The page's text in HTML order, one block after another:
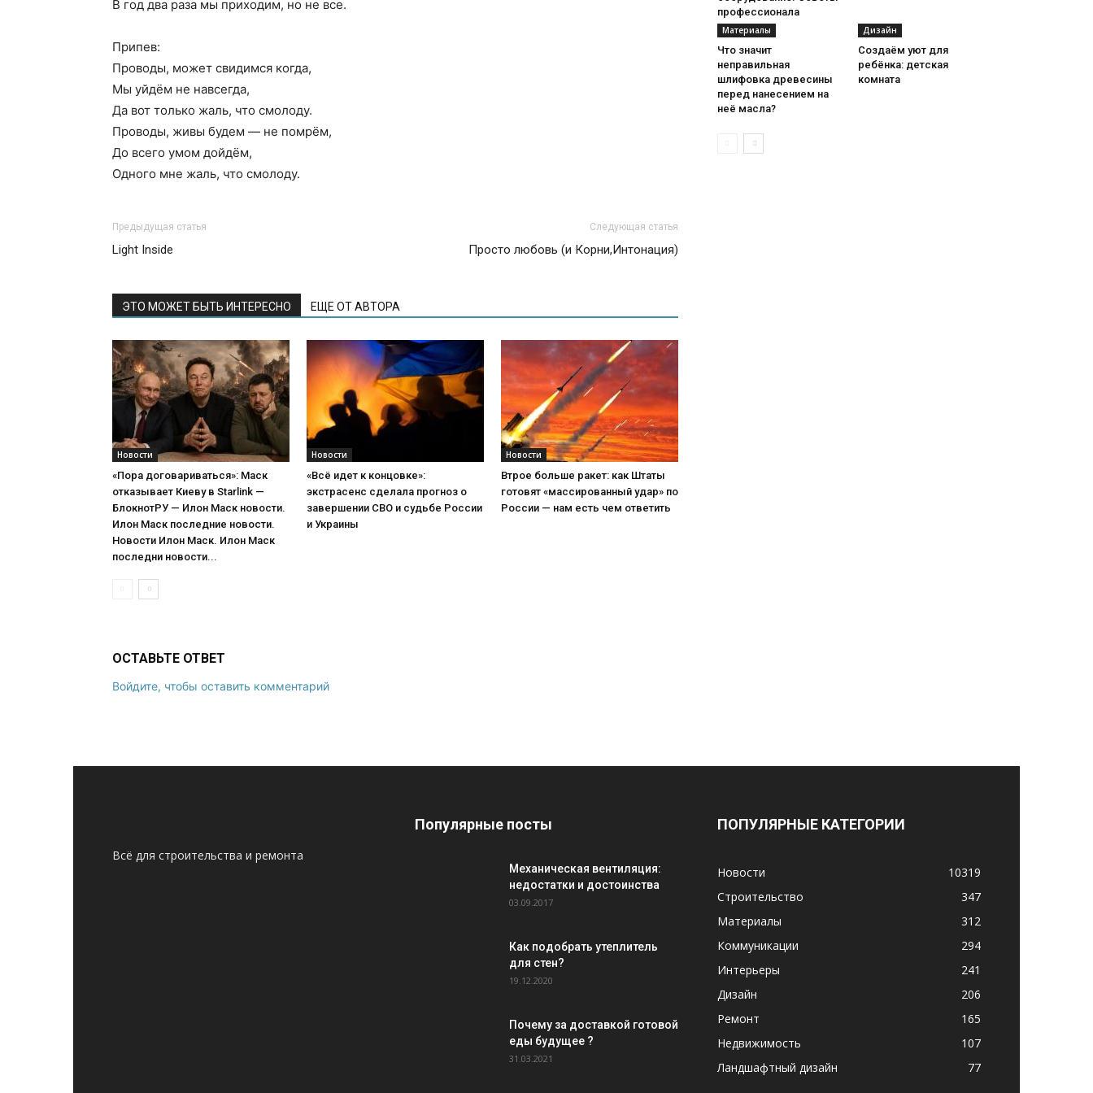
В год два раза мы приходим, но не все.
Припев:
Проводы, может свидимся когда,
Мы уйдём не навсегда,
Да вот только жаль, что смолоду.
Проводы, живы будем — не помрём,
До всего умом дойдём,
Одного мне жаль, что смолоду.
Предыдущая статья
Light Inside
Следующая статья
Просто любовь (и Корни,Интонация)
ЭТО МОЖЕТ БЫТЬ ИНТЕРЕСНО ЕЩЕ ОТ АВТОРА
Новости
«Пора договариваться»: Маск
отказывает Киеву в Starlink —
БлокнотРУ — Илон Маск новости.
Илон Маск последние новости.
Новости Илон Маск. Илон Маск
последни новости...
Новости
«Всё идет к концовке»:
экстрасенс сделала прогноз о
завершении СВО и судьбе России
и Украины
Новости
Втрое больше ракет: как Штаты
готовят «массированный удар» по
России — нам есть чем ответить
ОСТАВЬТЕ ОТВЕТ
Войдите, чтобы оставить комментарий
профессионала
Материалы
Что значит
неправильная
шлифовка древесины
перед нанесением на
неё масла?
Дизайн
Создаём уют для
ребёнка: детская
комната
Всё для строительства и ремонта
Популярные посты
Механическая вентиляция:
недостатки и достоинства
03.09.2017
Как подобрать утеплитель
для стен?
19.12.2020
Почему за доставкой готовой
еды будущее ?
31.03.2021
ПОПУЛЯРНЫЕ КАТЕГОРИИ
Новости
10319
Строительство
347
Материалы
312
Коммуникации
294
Интерьеры
241
Дизайн
206
Ремонт
165
Недвижимость
107
Ландшафтный дизайн
77